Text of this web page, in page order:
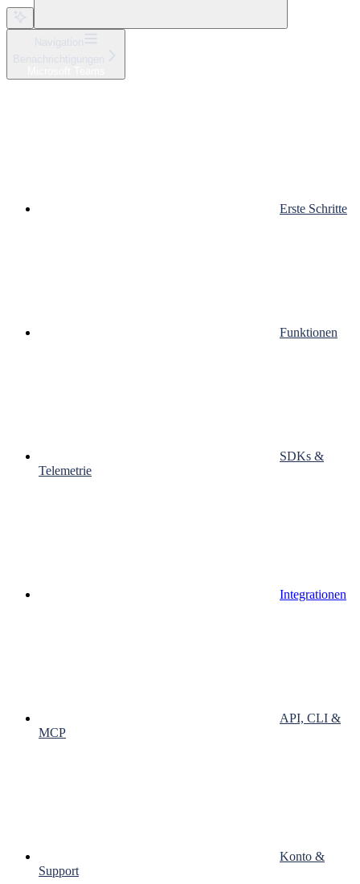
Erste Schritte
Funktionen
SDKs &
Telemetrie
Integrationen
API, CLI &
MCP
Konto &
Support